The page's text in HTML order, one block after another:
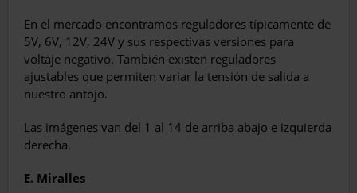
En el mercado encontramos reguladores típicamente de
5V, 6V, 12V, 24V y sus respectivas versiones para
voltaje negativo. También existen reguladores
ajustables que permiten variar la tensión de salida a
nuestro antojo.
Las imágenes van del 1 al 14 de arriba abajo e izquierda
derecha.
E. Miralles